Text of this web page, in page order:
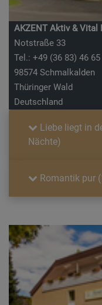
AKZENT Aktiv & Vital
Notstraße 33
Tel.: +49 (36 83) 46
98574 Schmalkalden
Thüringer Wald
Deutschland
Liebe liegt in
Nächte)
Romantik pur